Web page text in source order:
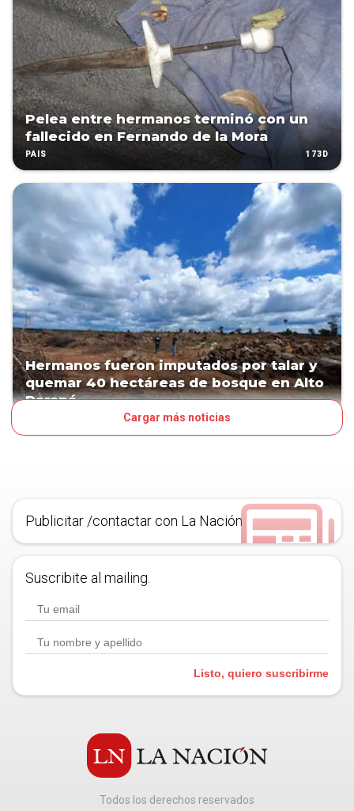
Pelea entre hermanos terminó con un
fallecido en Fernando de la Mora
PAÍS 173D
Hermanos fueron imputados por talar y
quemar 40 hectáreas de bosque en Alto
Paraná
Cargar más noticias
Publicitar /contactar con La Nación
Suscribite al mailing.
Listo, quiero suscribirme
Todos los derechos reservados